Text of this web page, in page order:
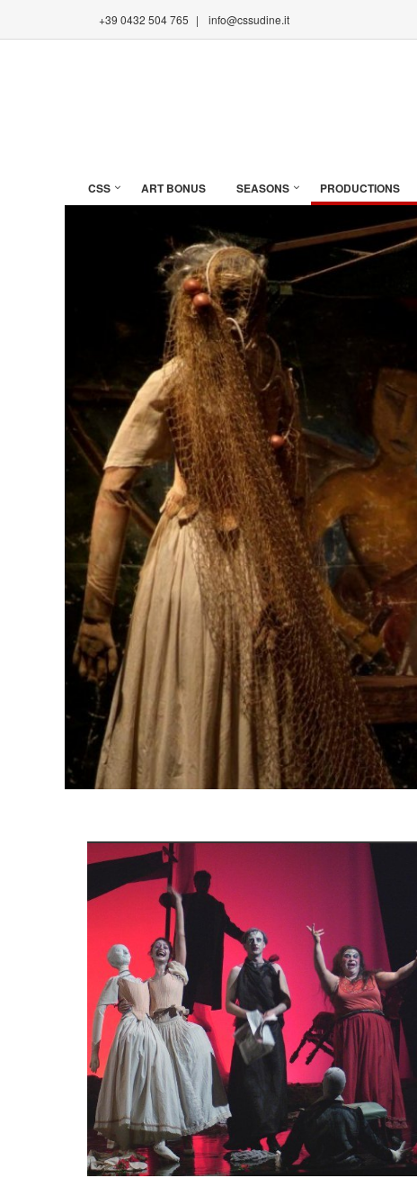
+39 0432 504 765 | info@cssudine.it
CSS ART BONUS SEASONS PRODUCTIONS